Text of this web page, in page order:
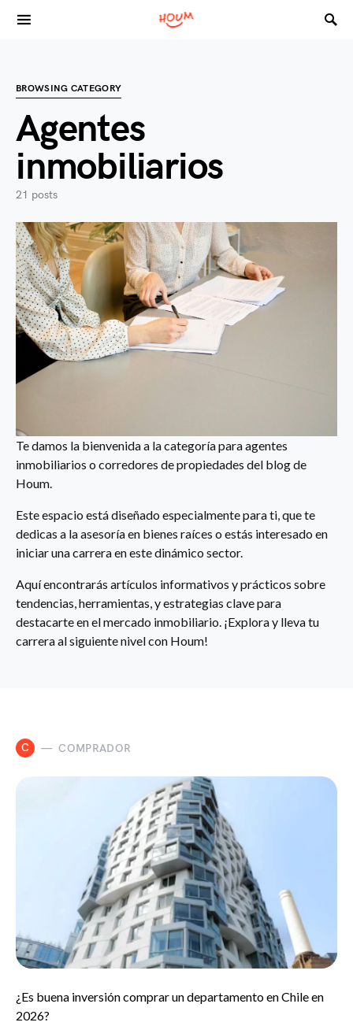
Search for:
BROWSING CATEGORY
Agentes
inmobiliarios
21 posts
Te damos la bienvenida a la categoría para agentes
inmobiliarios o corredores de propiedades del blog de
Houm.
Este espacio está diseñado especialmente para ti, que te
dedicas a la asesoría en bienes raíces o estás interesado en
iniciar una carrera en este dinámico sector.
Aquí encontrarás artículos informativos y prácticos sobre
tendencias, herramientas, y estrategias clave para
destacarte en el mercado inmobiliario. ¡Explora y lleva tu
carrera al siguiente nivel con Houm!
C COMPRADOR
¿Es buena inversión comprar un departamento en Chile en
2026?